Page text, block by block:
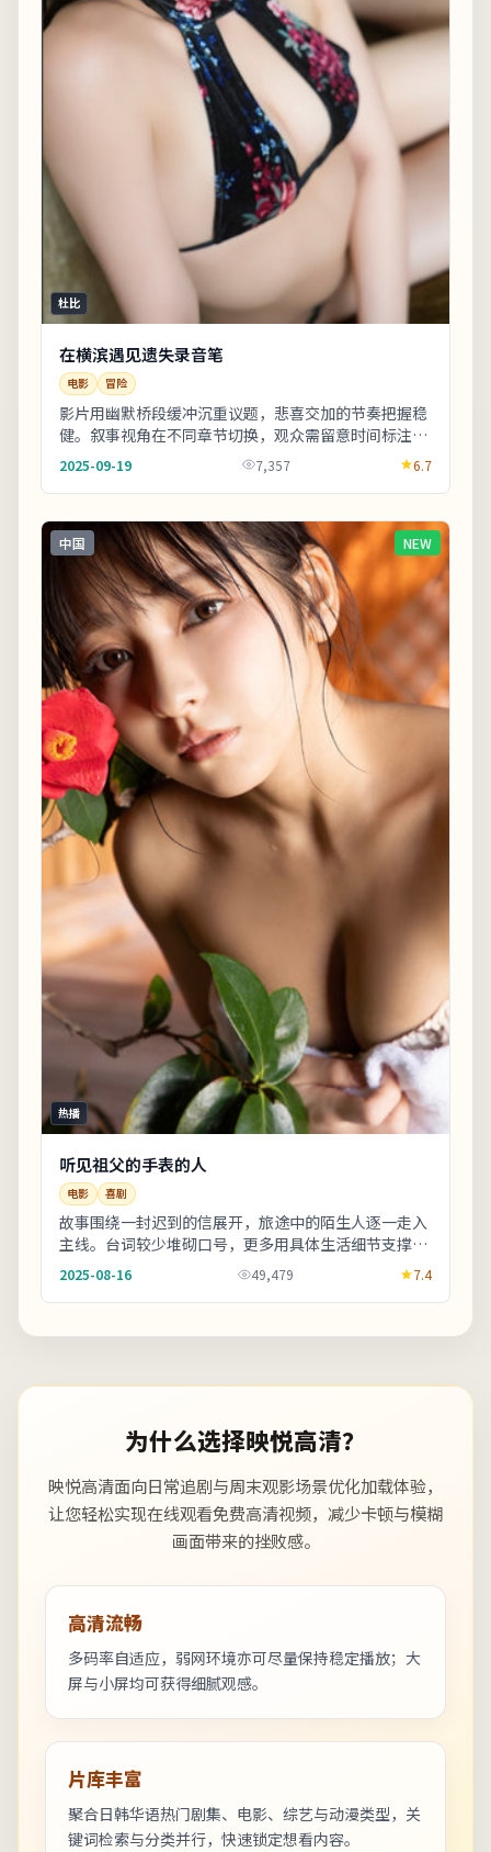
杜比
在横滨遇见遗失录音笔
电影 冒险
影片用幽默桥段缓冲沉重议题，悲喜交加的节奏把握稳
健。叙事视角在不同章节切换，观众需留意时间标注以
免迷路。整体来看，这是一部类型元素清晰、人物动
机...
2025-09-19 7,357 6.7
中国 NEW
热播
听见祖父的手表的人
电影 喜剧
故事围绕一封迟到的信展开，旅途中的陌生人逐一走入
主线。台词较少堆砌口号，更多用具体生活细节支撑价
值观冲突。上线之后口碑分化属正常现象，建议亲自
2025-08-16 49,479 7.4
为什么选择映悦高清？
映悦高清面向日常追剧与周末观影场景优化加载体验，
让您轻松实现在线观看免费高清视频，减少卡顿与模糊
画面带来的挫败感。
高清流畅
多码率自适应，弱网环境亦可尽量保持稳定播放；大
屏与小屏均可获得细腻观感。
片库丰富
聚合日韩华语热门剧集、电影、综艺与动漫类型，关
键词检索与分类并行，快速锁定想看内容。